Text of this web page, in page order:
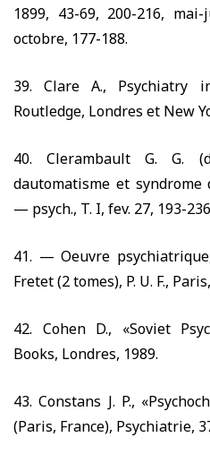
1899, 43-69, 200-216, mai-
octobre, 177-188.
39.Clare A., Psychiatry
Routledge, Londres et New
40.Clerambault G. G.
dautomatisme et syndrome
— psych., T. I, fev. 27, 193-
41. —Oeuvre
Fretet(2tomes), P. U. F., Paris,
42. Cohen D., «Soviet
Books, Londres, 1989.
43.Constans J. P.,
(Paris, France), Psychiatrie,